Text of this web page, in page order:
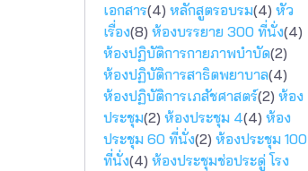
เอกสาร(4) หลักสูตรอบรม(4) หัว
เรื่อง(8) ห้องบรรยาย 300 ที่นั่ง(4)
ห้องปฏิบัติการกายภาพบำบัด(2)
ห้องปฏิบัติการสาธิตพยาบาล(4)
ห้องปฏิบัติการเภสัชศาสตร์(2) ห้อง
ประชุม(2) ห้องประชุม 4(4) ห้อง
ประชุม 60 ที่นั่ง(2) ห้องประชุม 100
ที่นั่ง(4) ห้องประชุมช่อประดู่ โรง